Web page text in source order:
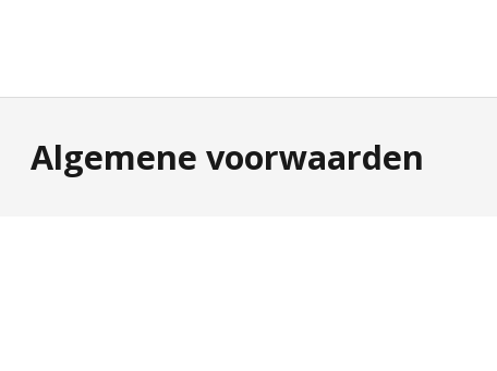
Algemene voorwaarden